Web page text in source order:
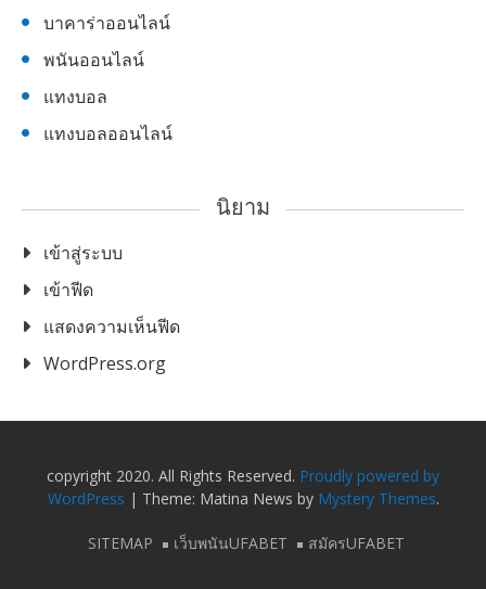
บาคาร่าออนไลน์
พนันออนไลน์
แทงบอล
แทงบอลออนไลน์
นิยาม
เข้าสู่ระบบ
เข้าฟีด
แสดงความเห็นฟีด
WordPress.org
copyright 2020. All Rights Reserved. Proudly powered by
WordPress | Theme: Matina News by Mystery Themes.
SITEMAP เว็บพนันUFABET สมัครUFABET